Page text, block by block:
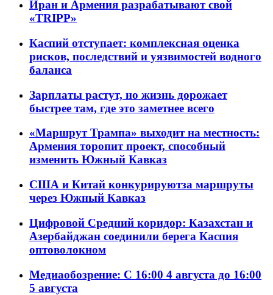
Иран и Армения разрабатывают свой
«TRIPP»
Каспий отступает: комплексная оценка
рисков, последствий и уязвимостей водного
баланса
Зарплаты растут, но жизнь дорожает
быстрее там, где это заметнее всего
«Маршрут Трампа» выходит на местность:
Армения торопит проект, способный
изменить Южный Кавказ
США и Китай конкурируютза маршруты
через Южный Кавказ
Цифровой Средний коридор: Казахстан и
Азербайджан соединили берега Каспия
оптоволокном
Медиаобозрение: С 16:00 4 августа до 16:00
5 августа